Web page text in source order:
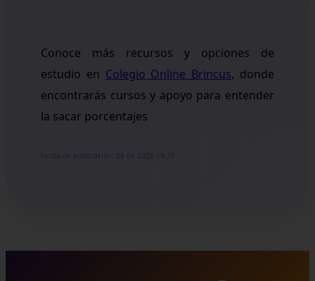
Conoce más recursos y opciones de
estudio en Colegio Online Brincus, donde
encontrarás cursos y apoyo para entender
la sacar porcentajes
Fecha de publicación: 08-06-2026 19:20